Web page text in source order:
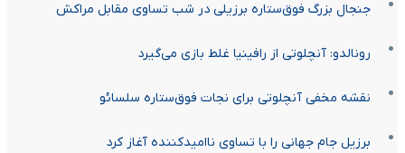
جنجال بزرگ فوق‌ستاره برزیلی در شب تساوی مقابل مراکش
رونالدو: آنچلوتی از رافینیا غلط بازی می‌گیرد
نقشه مخفی آنچلوتی برای نجات فوق‌ستاره سلسائو
برزیل جام جهانی را با تساوی ناامیدکننده آغاز کرد